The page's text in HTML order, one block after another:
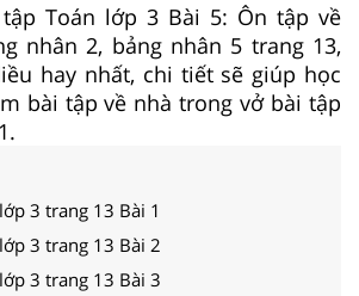
Toán lớp 3 Bài 5: Ôn tập về
nhân 2, bảng nhân 5 trang 13,
hay nhất, chi tiết sẽ giúp học
bài tập về nhà trong vở bài tập
3 trang 13 Bài 1
3 trang 13 Bài 2
3 trang 13 Bài 3